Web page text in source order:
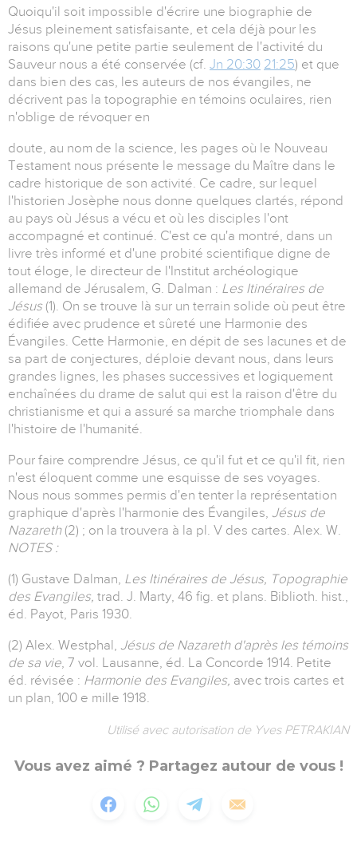
Quoiqu'il soit impossible d'écrire une biographie de
Jésus pleinement satisfaisante, et cela déjà pour les
raisons qu'une petite partie seulement de l'activité du
Sauveur nous a été conservée (cf. Jn 20:30 21:25) et que
dans bien des cas, les auteurs de nos évangiles, ne
décrivent pas la topographie en témoins oculaires, rien
n'oblige de révoquer en
doute, au nom de la science, les pages où le Nouveau
Testament nous présente le message du Maître dans le
cadre historique de son activité. Ce cadre, sur lequel
l'historien Josèphe nous donne quelques clartés, répond
au pays où Jésus a vécu et où les disciples l'ont
accompagné et continué. C'est ce qu'a montré, dans un
livre très informé et d'une probité scientifique digne de
tout éloge, le directeur de l'Institut archéologique
allemand de Jérusalem, G. Dalman : Les Itinéraires de
Jésus (1). On se trouve là sur un terrain solide où peut être
édifiée avec prudence et sûreté une Harmonie des
Évangiles. Cette Harmonie, en dépit de ses lacunes et de
sa part de conjectures, déploie devant nous, dans leurs
grandes lignes, les phases successives et logiquement
enchaînées du drame de salut qui est la raison d'être du
christianisme et qui a assuré sa marche triomphale dans
l'histoire de l'humanité.
Pour faire comprendre Jésus, ce qu'il fut et ce qu'il fit, rien
n'est éloquent comme une esquisse de ses voyages.
Nous nous sommes permis d'en tenter la représentation
graphique d'après l'harmonie des Évangiles, Jésus de
Nazareth (2) ; on la trouvera à la pl. V des cartes. Alex. W.
NOTES :
(1) Gustave Dalman, Les Itinéraires de Jésus, Topographie
des Evangiles, trad. J. Marty, 46 fig. et plans. Biblioth. hist.,
éd. Payot, Paris 1930.
(2) Alex. Westphal, Jésus de Nazareth d'après les témoins
de sa vie, 7 vol. Lausanne, éd. La Concorde 1914. Petite
éd. révisée : Harmonie des Evangiles, avec trois cartes et
un plan, 100 e mille 1918.
Utilisé avec autorisation de Yves PETRAKIAN
Vous avez aimé ? Partagez autour de vous !